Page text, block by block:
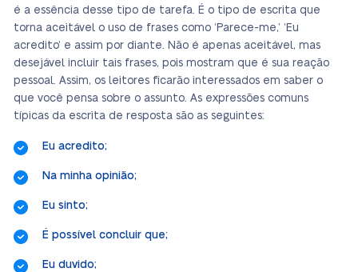
é a essência desse tipo de tarefa. É o tipo de escrita que
torna aceitável o uso de frases como ‘Parece-me,’ ‘Eu
acredito’ e assim por diante. Não é apenas aceitável, mas
desejável incluir tais frases, pois mostram que é sua reação
pessoal. Assim, os leitores ficarão interessados em saber o
que você pensa sobre o assunto. As expressões comuns
típicas da escrita de resposta são as seguintes:
Eu acredito;
Na minha opinião;
Eu sinto;
É possível concluir que;
Eu duvido;